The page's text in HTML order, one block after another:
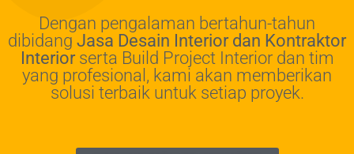
Dengan pengalaman bertahun-tahun
dibidang Jasa Desain Interior dan Kontraktor
Interiorserta Build Project Interior dan tim
yang profesional, kami akan memberikan
solusi terbaik untuk setiap proyek.